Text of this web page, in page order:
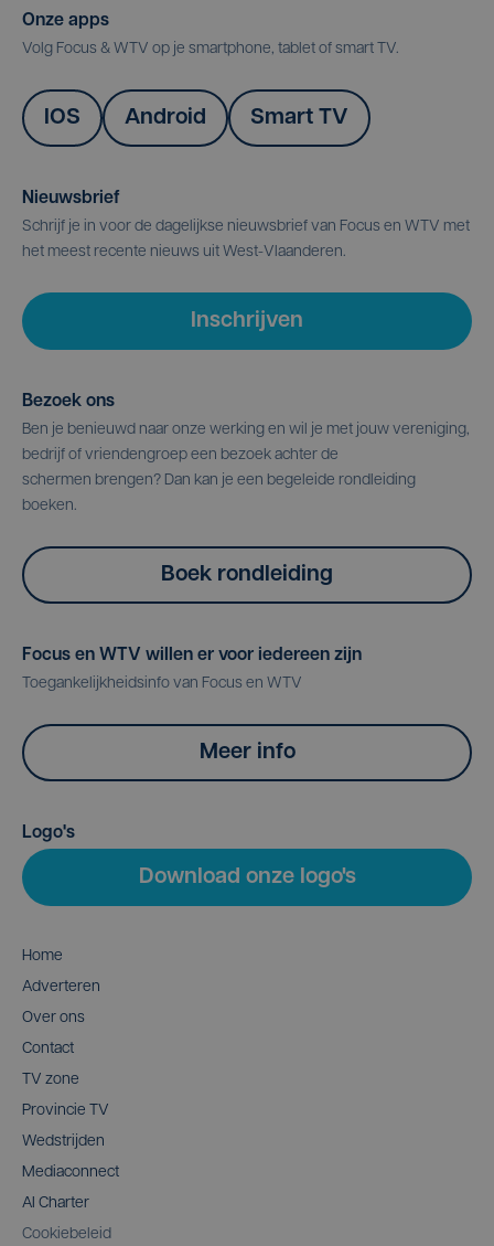
Onze apps
Volg Focus & WTV op je smartphone, tablet of smart TV.
IOS Android Smart TV
Nieuwsbrief
Schrijf je in voor de dagelijkse nieuwsbrief van Focus en WTV met
het meest recente nieuws uit West-Vlaanderen.
Inschrijven
Bezoek ons
Ben je benieuwd naar onze werking en wil je met jouw vereniging,
bedrijf of vriendengroep een bezoek achter de
schermen brengen? Dan kan je een begeleide rondleiding
boeken.
Boek rondleiding
Focus en WTV willen er voor iedereen zijn
Toegankelijkheidsinfo van Focus en WTV
Meer info
Logo's
Download onze logo's
Home
Adverteren
Over ons
Contact
TV zone
Provincie TV
Wedstrijden
Mediaconnect
AI Charter
Cookiebeleid